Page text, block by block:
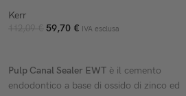
Kerr
112,09€ 59,70 € IVA esclusa
Pulp Canal Sealer EWT è il cemento
endodontico a base di ossido di zinco ed